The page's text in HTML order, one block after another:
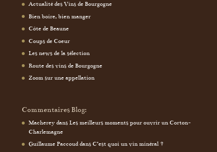
Actualité des Vins de Bourgogne
Bien boire, bien manger
Côte de Beaune
Coups de Coeur
Les news de la sélection
Route des vins de Bourgogne
Zoom sur une appellation
Commentaires Blog:
Machereydans Les meilleurs moments pour ouvrir un Corton-
Charlemagne
Guillaume Paccouddans C’est quoi un vin minéral ?